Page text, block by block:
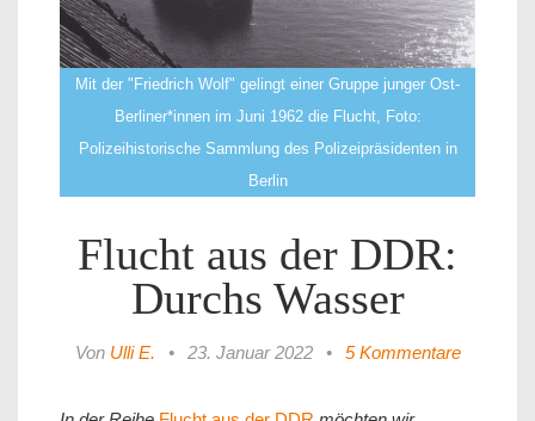
Mit der "Friedrich Wolf" gelingt einer Gruppe junger Ost-
Berliner*innen im Juni 1962 die Flucht, Foto:
Polizeihistorische Sammlung des Polizeipräsidenten in
Berlin
Flucht aus der DDR:
Durchs Wasser
Von Ulli E. • 23. Januar 2022 • 5 Kommentare